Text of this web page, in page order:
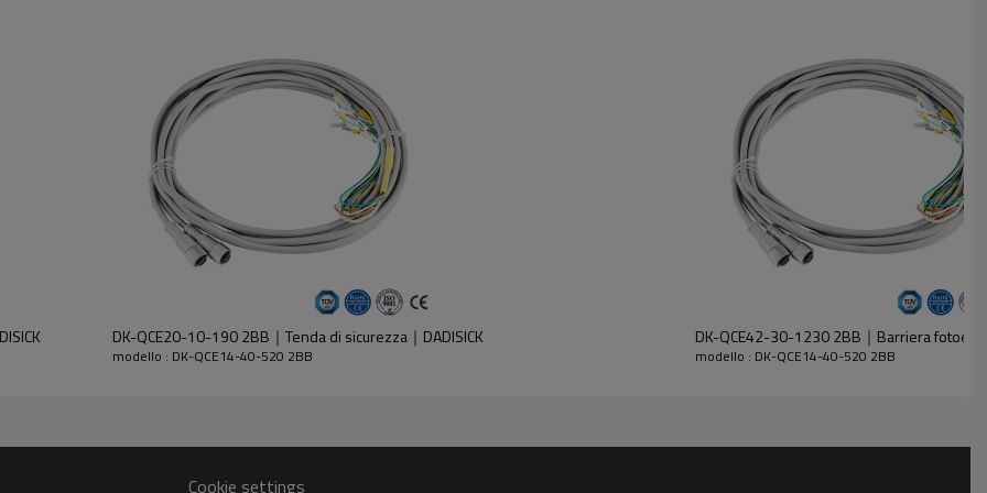
dell'emettitore e del ricevitore.
DK-QCE20-10-190 2BB｜Tenda di sicurezza｜DADISICK
modello : DK-QCE14-40-520 2BB
DK-QCE42-30-1230 2BB｜Barriera
modello : DK-QCE14-40-520 2BB
Cookie settings